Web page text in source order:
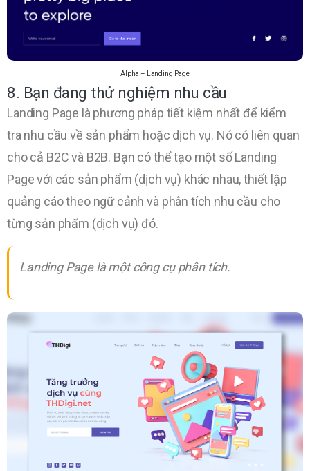
Alpha – Landing Page
8. Bạn đang thử nghiệm nhu cầu
Landing Page là phương pháp tiết kiệm nhất để kiểm
tra nhu cầu về sản phẩm hoặc dịch vụ. Nó có liên quan
cho cả B2C và B2B. Bạn có thể tạo một số Landing
Page với các sản phẩm (dịch vụ) khác nhau, thiết lập
quảng cáo theo ngữ cảnh và phân tích nhu cầu cho
từng sản phẩm (dịch vụ) đó.
Landing Page là một công cụ phân tích.